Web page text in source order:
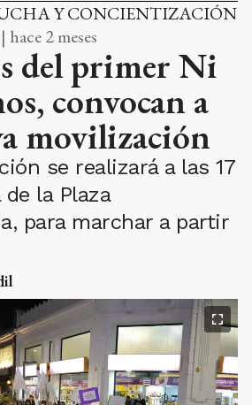
Y CONCIENTIZACIÓN
2 meses
del primer Ni
convocan a
movilización
se realizará a las 17
la Plaza
para marchar a partir